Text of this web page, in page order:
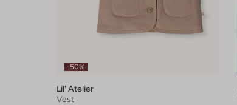
-50%
Lil' Atelier
Vest